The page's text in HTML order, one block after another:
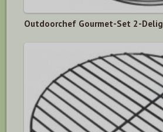
Outdoorchef Gourmet-Set 2-Delig